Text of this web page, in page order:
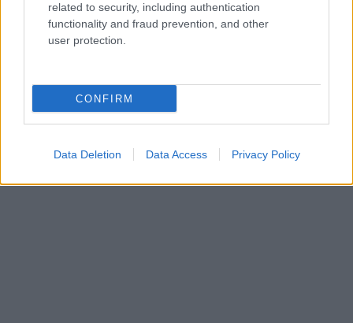
related to security, including authentication
functionality and fraud prevention, and other
user protection.
CONFIRM
Data Deletion Data Access Privacy Policy